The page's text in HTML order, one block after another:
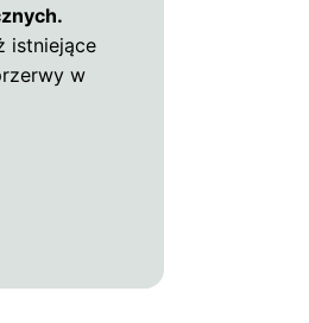
istniejące
w